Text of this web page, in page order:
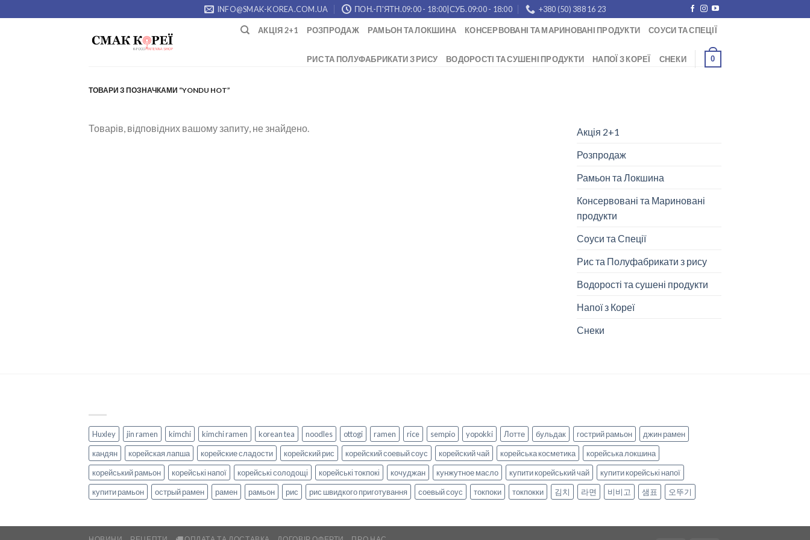
to
INFO@SMAK-KOREA.COM.UA ПОН.-П'ЯТН.09:00 - 18:00|СУБ.09:00 - 18:00 +380 (50) 388 16 23
АКЦІЯ 2+1 РОЗПРОДАЖ РАМЬОН ТА ЛОКШИНА КОНСЕРВОВАНІ ТА МАРИНОВАНІ ПРОДУКТИ СОУСИ ТА СПЕЦІЇ
РИС ТА ПОЛУФАБРИКАТИ З РИСУ ВОДОРОСТІ ТА СУШЕНІ ПРОДУКТИ НАПОЇ З КОРЕЇ СНЕКИ 0
ТОВАРИ З ПОЗНАЧКАМИ “YONDU HOT”
Товарів, відповідних вашому запиту, не знайдено.
Акція 2+1
Розпродаж
Рамьон та Локшина
Консервовані та Мариновані
продукти
Соуси та Спеції
Рис та Полуфабрикати з рису
Водорості та сушені продукти
Напої з Кореї
Снеки
Huxley jin ramen kimchi kimchi ramen korean tea noodles ottogi ramen rice sempio yopokki Лотте бульдак гострий рамьон
джин рамен
кандян
корейская лапша корейские сладости корейский рис корейский соевый соус корейский чай корейська косметика
корейська локшина
корейський рамьон
корейські напої корейські солодощі корейські токпокі кочуджан кунжутное масло купити корейський чай
купити корейські напої
купити рамьон
острый рамен рамен рамьон рис рис швидкого приготування соевый соус токпоки токпокки 김치 라면 비비고 샘표 오뚜기